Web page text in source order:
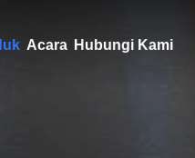
Acara Hubungi Kami